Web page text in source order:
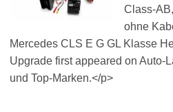
Class-
ohne
Mercedes CLS E G GL Klasse
Upgrade first appeared on Auto-
und Top-Marken.</p>